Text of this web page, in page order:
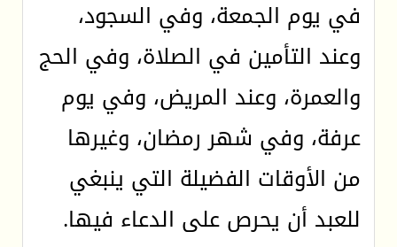
في يوم الجمعة، وفي السجود،
وعند التأمين في الصلاة، وفي الحج
والعمرة، وعند المريض، وفي يوم
عرفة، وفي شهر رمضان، وغيرها
من الأوقات الفضيلة التي ينبغي
للعبد أن يحرص على الدعاء فيها.